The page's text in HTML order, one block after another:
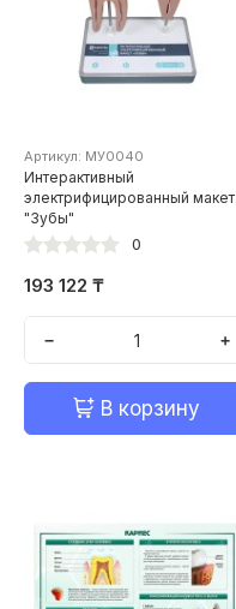
Артикул: МУ0040
Интерактивный
электрифицированный макет
"Зубы"
0
193 122 ₸
− +
В корзину